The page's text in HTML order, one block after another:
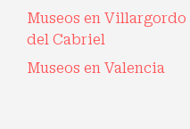
Museos en Villargordo
del Cabriel
Museos en Valencia